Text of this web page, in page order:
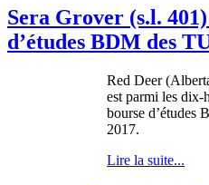
Sera Grover (s.l.
d’études BDM des
Red Deer
est parmi les dix-
bourse d’études
2017.
Lire la suite...